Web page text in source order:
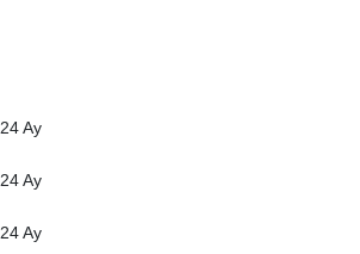
24 Ay
24 Ay
24 Ay